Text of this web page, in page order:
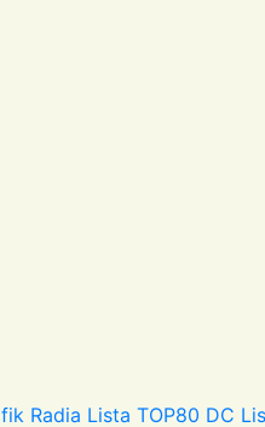
Radia Lista TOP80 DC